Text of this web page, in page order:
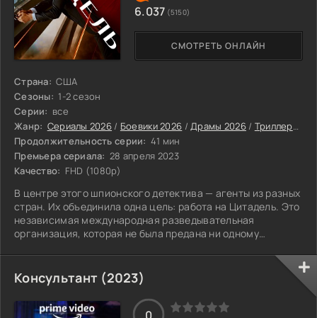
Страна: США
Сезоны: 1-2 сезон
Серии: все
Жанр: Сериалы 2026 / Боевики 2026 /Драмы 2026/ Триллеры 2026
Продолжительность серии: 41 мин
Премьера сериала: 28 апреля 2023
Качество: FHD (1080p)
В центре этого шпионского детектива — агенты из разных
стран. Их объединила одна цель: работа на Цитадель. Это
независимая международная разведывательная
организация, которая не была предана ни одному
на Земле.
СМОТРЕТЬ ОНЛАЙН
6.037 (5150)
Консультант (2023)